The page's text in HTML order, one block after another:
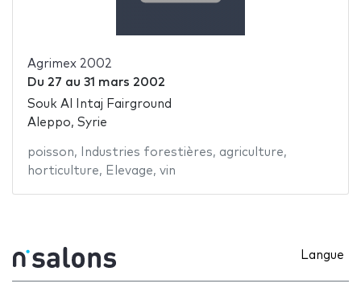
Agrimex 2002
Du 27 au 31 mars 2002
Souk Al Intaj Fairground
Aleppo, Syrie
poisson, Industries forestières, agriculture,
horticulture, Elevage, vin
Langue